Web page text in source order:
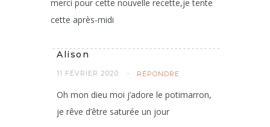
merci pour cette nouvelle recette,je tente
cette après-midi
Alison
11 FÉVRIER 2020 RÉPONDRE
Oh mon dieu moi j’adore le potimarron,
je rêve d’être saturée un jour